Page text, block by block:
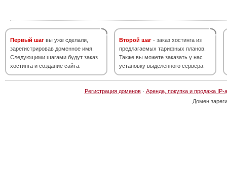
Первый шаг вы уже сделали,
зарегистрировав доменное имя.
Следующими шагами будут заказ
хостинга и создание сайта.
Второй шаг - заказ хостинга из
предлагаемых тарифных планов.
Также вы можете заказать у нас
установку выделенного сервера.
Регистрация доменов· Аренда, покупка и продажа IP-
Домен